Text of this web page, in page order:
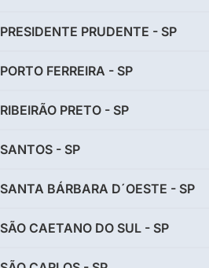
PRESIDENTE PRUDENTE - SP
PORTO FERREIRA - SP
RIBEIRÃO PRETO - SP
SANTOS - SP
SANTA BÁRBARA D´OESTE - SP
SÃO CAETANO DO SUL - SP